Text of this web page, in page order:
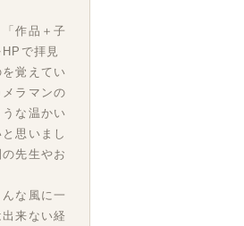
作品＋子
で拝見
覚えてい
ラマンの
な温かい
思いまし
先生やお
な風に一
来ない経